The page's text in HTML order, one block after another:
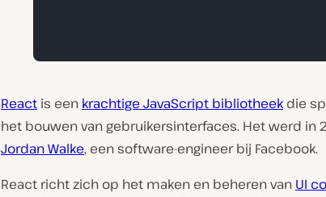
React is een krachtige JavaScript bibliotheek die
het bouwen van gebruikersinterfaces. Het werd in
Jordan Walke, een software-engineer bij Facebook.
React richt zich op het maken en beheren van UI